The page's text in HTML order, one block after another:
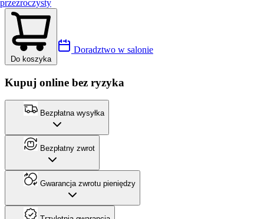
przezroczysty
Do koszyka
Doradztwo w salonie
Kupuj online bez ryzyka
Bezpłatna wysyłka
Bezpłatny zwrot
Gwarancja zwrotu pieniędzy